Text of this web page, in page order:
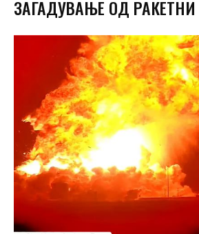
ЗАГАДУВАЊЕ ОД